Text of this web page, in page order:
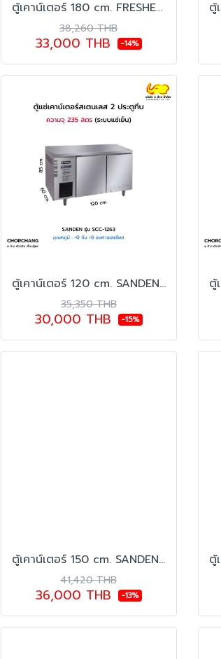
ตู้เคาน์เตอร์ 180 cm. FRESHER รุ่น FR-3D180C6
38,260 THB
33,000 THB -14%
ตู้เคาน์เตอร์ 120 cm. SANDEN รุ่น SCC-1263
35,350 THB
30,000 THB -15%
ตู้เคาน์เตอร์ 150 cm. SANDEN รุ่น SCF-1563
41,420 THB
36,000 THB -13%